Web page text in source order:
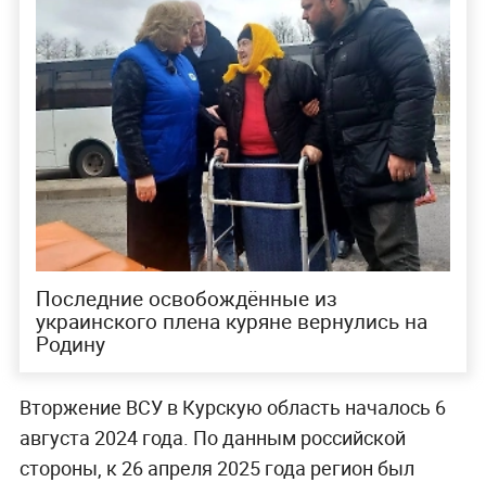
Последние освобождённые из
украинского плена куряне вернулись на
Родину
Вторжение ВСУ в Курскую область началось 6
августа 2024 года. По данным российской
стороны, к 26 апреля 2025 года регион был